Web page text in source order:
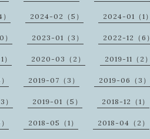
2024-02（5） 2024-01（1）
2023-01（3） 2022-12（6）
2020-03（2） 2019-11（2）
2019-07（3） 2019-06（3）
2019-01（5） 2018-12（1）
2018-05（1） 2018-04（2）